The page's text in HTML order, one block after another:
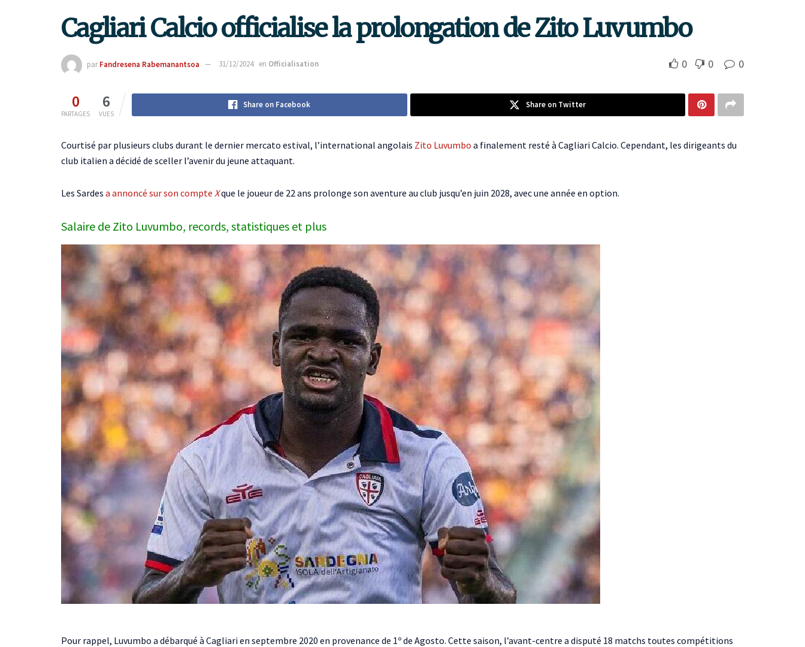
Cagliari Calcio officialise la prolongation de Zito Luvumbo
par Fandresena Rabemanantsoa 31/12/2024 en Officialisation 0 0 0
0
PARTAGES
6
VUES
Share on Facebook Share on Twitter
Courtisé par plusieurs clubs durant le dernier mercato estival, l’international angolais Zito Luvumbo a finalement resté à Cagliari Calcio. Cependant, les dirigeants du
club italien a décidé de sceller l’avenir du jeune attaquant.
Les Sardes a annoncé sur son compte Xque le joueur de 22 ans prolonge son aventure au club jusqu’en juin 2028, avec une année en option.
Salaire de Zito Luvumbo, records, statistiques et plus
Pour rappel, Luvumbo a débarqué à Cagliari en septembre 2020 en provenance de 1º de Agosto. Cette saison, l’avant-centre a disputé 18 matchs toutes compétitions